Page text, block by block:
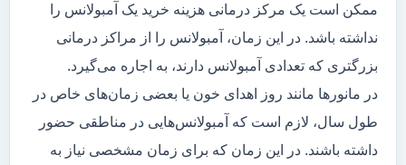
ممکن است یک مرکز درمانی هزینه خرید یک آمبولانس را
نداشته باشد. در این زمان، آمبولانس را از مراکز درمانی
بزرگتری که تعدادی آمبولانس دارند، به اجاره می‌گیرد.
در مانور‌ها مانند روز اهدای خون یا بعضی زمان‌های خاص در
طول سال، لازم است که آمبولانس‌هایی در مناطقی حضور
داشته باشند. در این زمان که برای زمان مشخصی نیاز به